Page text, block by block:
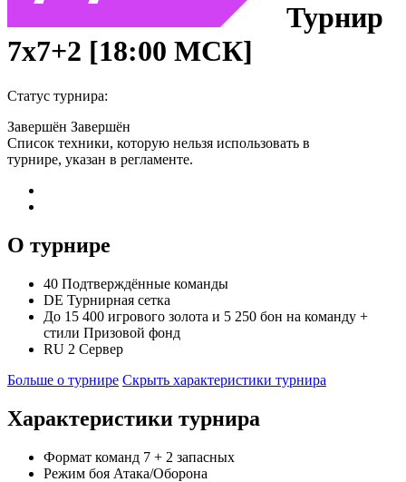
Турнир
7х7+2 [18:00 МСК]
Статус турнира:
Завершён Завершён
Список техники, которую нельзя использовать в
турнире, указан в регламенте.
О турнире
40 Подтверждённые команды
DE Турнирная сетка
До 15 400 игрового золота и 5 250 бон на команду +
стили Призовой фонд
RU 2 Сервер
Больше о турнире Скрыть характеристики турнира
Характеристики турнира
Формат команд 7 + 2 запасных
Режим боя Атака/Оборона